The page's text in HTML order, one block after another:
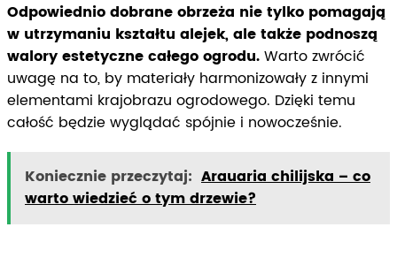
Odpowiednio dobrane obrzeża nie tylko pomagają
w utrzymaniu kształtu alejek, ale także podnoszą
walory estetyczne całego ogrodu.Warto zwrócić
uwagę na to, by materiały harmonizowały z innymi
elementami krajobrazu ogrodowego. Dzięki temu
całość będzie wyglądać spójnie i nowocześnie.
Koniecznie przeczytaj: Arauaria chilijska – co
warto wiedzieć o tym drzewie?